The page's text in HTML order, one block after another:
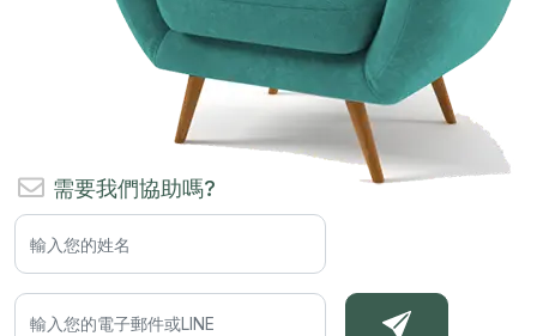
需要我們協助嗎?